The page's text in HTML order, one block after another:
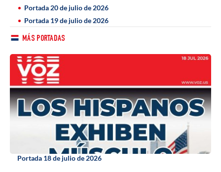
Portada 20 de julio de 2026
Portada 19 de julio de 2026
MÁS PORTADAS
Portada 18 de julio de 2026